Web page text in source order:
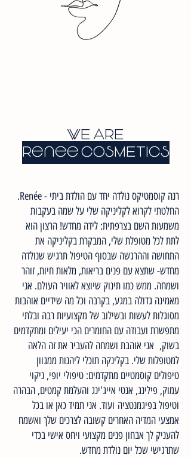
רנה קוסמטיקס נולדה יחד עם הולדת ביתי - Renée.
החלטתי לקרוא לקליניקה שלי על שמה בעקבות
משמעות השם בצרפתית: לידה מחדש! הרצון הוא
לתת לכל מטופלת שלי, המבקרת בקליניקה את
התחושה וההרגשה שבסוף הטיפול תרגיש שנולדה
מחדש- שתצא עם פנים בריאות, מלאות חיות, זוהר
ושמחה. ממש כמו תינוק שיוצא לאוויר העולם. אני
מאמינה גדולה במגע, בקרבה וכל מה שידיים אוהבות
מסוגלות לעשות ובשילוב של מקצועיות רבה ובלתי
מתפשרת ועבודה עם החומרים הכי יעילים ומתקדמים
בשוק, אני אוהבת ושמחה להעביר את זה הלאה
למטופלות שלי. בקלינקה תוכלי ליהנות ממגוון
טיפולים קוסמטיים מתקדמים: טיפולי יופי, ניקוי
עמוק, פילינג, אנטי אייג'ינג והעלמת קמטים, הבהרה
וטיפול בפיגמנטציה ועוד. אני תמיד כאן או בכל
אמצעי המדיה האחרים קשובה לצרכים שלך ואשמח
להעניק לך אבחון פנים מקצועי ויחס אישי בכדי
שתרגישי שכל יום נולדת מחדש.
WE ARE
Renee COSMETICS